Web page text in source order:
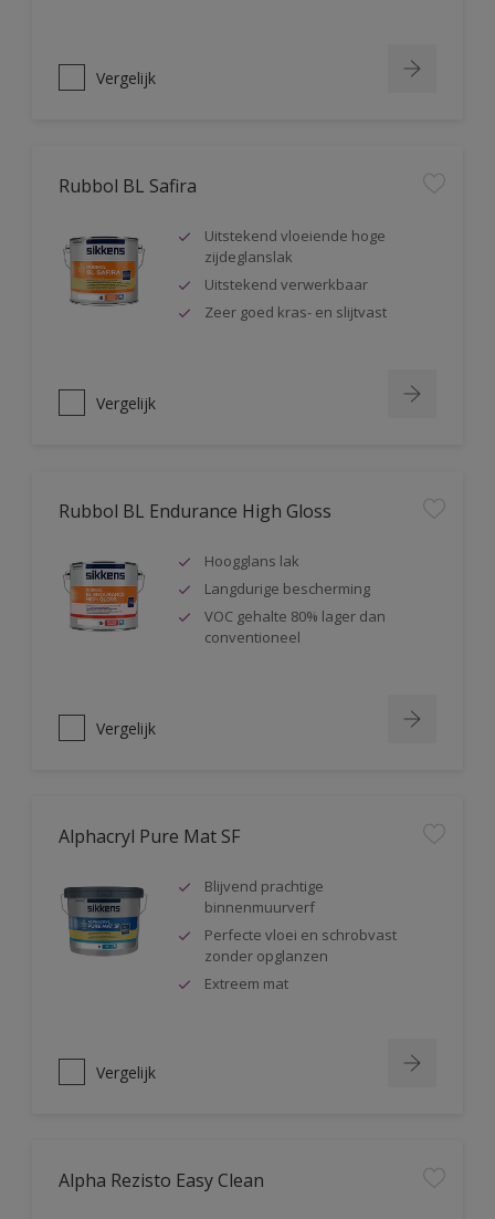
Vergelijk
Rubbol BL Safira
Uitstekend vloeiende hoge
zijdeglanslak
Uitstekend verwerkbaar
Zeer goed kras- en slijtvast
Vergelijk
Rubbol BL Endurance High Gloss
Hoogglans lak
Langdurige bescherming
VOC gehalte 80% lager dan
conventioneel
Vergelijk
Alphacryl Pure Mat SF
Blijvend prachtige
binnenmuurverf
Perfecte vloei en schrobvast
zonder opglanzen
Extreem mat
Vergelijk
Alpha Rezisto Easy Clean